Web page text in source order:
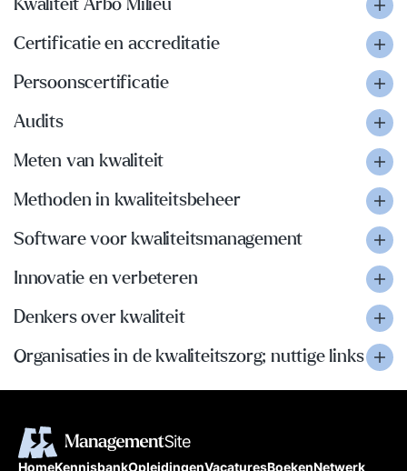
Kwaliteit Arbo Milieu
Certificatie en accreditatie
Persoonscertificatie
Audits
Meten van kwaliteit
Methoden in kwaliteitsbeheer
Software voor kwaliteitsmanagement
Innovatie en verbeteren
Denkers over kwaliteit
Organisaties in de kwaliteitszorg; nuttige links
HomeKennisbankOpleidingenVacaturesBoekenNetwerk